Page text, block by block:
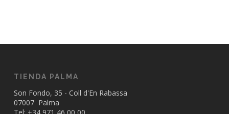
TIENDA PALMA
Son Fondo, 35 - Coll d'En Rabassa
07007 Palma